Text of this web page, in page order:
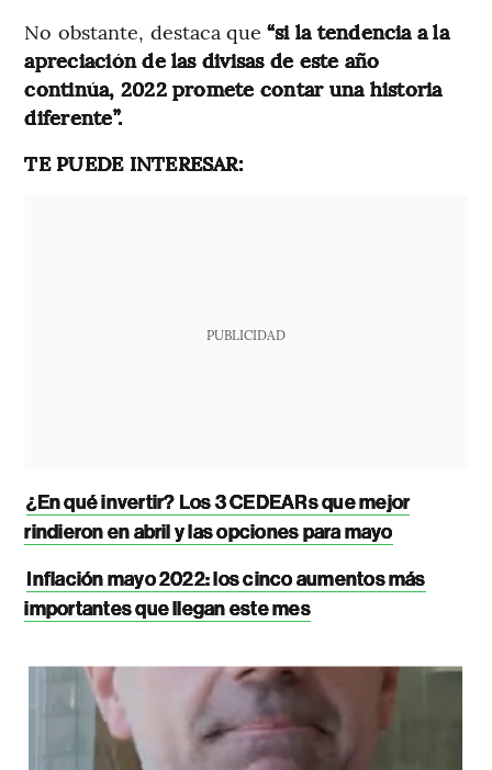
No obstante, destaca que “si la tendencia a la
apreciación de las divisas de este año
continúa, 2022 promete contar una historia
diferente”.
TE PUEDE INTERESAR:
PUBLICIDAD
¿En qué invertir? Los 3 CEDEARs que mejor
rindieron en abril y las opciones para mayo
Inflación mayo 2022: los cinco aumentos más
importantes que llegan este mes